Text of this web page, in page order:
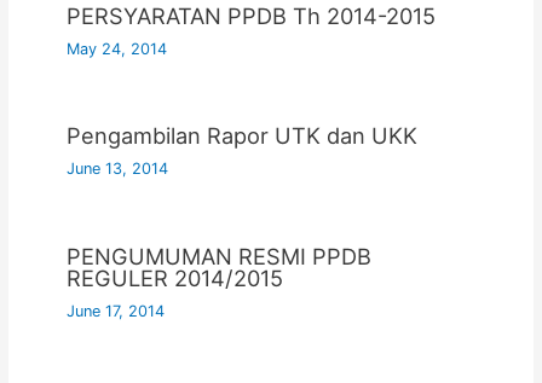
PERSYARATAN PPDB Th 2014-2015
May 24, 2014
Pengambilan Rapor UTK dan UKK
June 13, 2014
PENGUMUMAN RESMI PPDB
REGULER 2014/2015
June 17, 2014